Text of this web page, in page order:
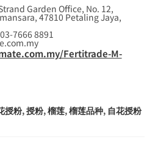
Garden Office, No. 12,
47810 Petaling Jaya,
7666 8891
Fertitrade-M-
授粉,授粉,榴莲,榴莲品种, 自花授粉